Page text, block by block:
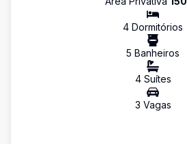
4 Dormitórios
5 Banheiros
4Suítes
3 Vagas